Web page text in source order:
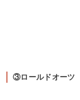
③ロールドオーツ